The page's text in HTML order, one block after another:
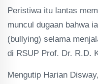
Peristiwa itu lantas
muncul dugaan bahwa
(bullying) selama
di RSUP Prof. Dr. R.D.
Mengutip Harian